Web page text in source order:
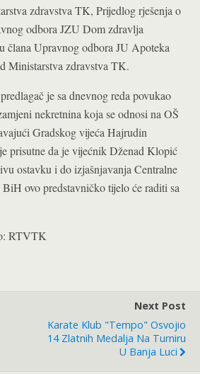
zdravstva TK, Prijedlog rješenja o
odbora JZU Dom zdravlja
člana Upravnog odbora JU Apoteka
Ministarstva zdravstva TK.
je sa dnevnog reda povukao
nekretnina koja se odnosi na OŠ
Gradskog vijeća Hajrudin
prisutne da je vijećnik Dženad Klopić
ostavku i do izjašnjavanja Centralne
ovo predstavničko tijelo će raditi sa
RTVTK
Next Post
Karate Klub "Tempo" Osvojio
14 Zlatnih Medalja Na Turniru
U Banja Luci